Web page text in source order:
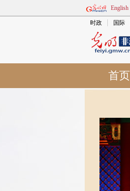
English
时政 国际
首页